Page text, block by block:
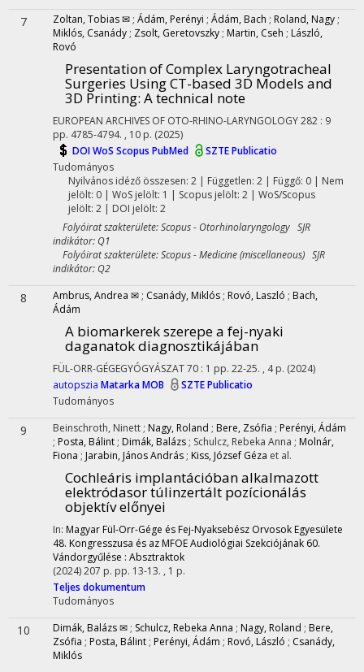
7 Zoltan, Tobias ✉ ; Ádám, Perényi ; Ádám, Bach ; Roland, Nagy ;
Miklós, Csanády ; Zsolt, Geretovszky ; Martin, Cseh ; László,
Rovó
Presentation of Complex Laryngotracheal
Surgeries Using CT-based 3D Models and
3D Printing: A technical note
EUROPEAN ARCHIVES OF OTO-RHINO-LARYNGOLOGY282 : 9
pp. 4785-4794. , 10 p. (2025)
DOIWoS Scopus PubMed
SZTE Publicatio
Tudományos
Nyilvános idéző összesen: 2| Független: 2 | Függő: 0 | Nem
jelölt: 0 | WoS jelölt: 1 | Scopus jelölt: 2 | WoS/Scopus
jelölt: 2 | DOI jelölt: 2
Folyóirat szakterülete: Scopus - Otorhinolaryngology SJR
indikátor: Q1
Folyóirat szakterülete: Scopus - Medicine (miscellaneous) SJR
indikátor: Q2
8 Ambrus, Andrea ✉ ; Csanády, Miklós ; Rovó, Laszló ; Bach,
Ádám
A biomarkerek szerepe a fej-nyaki
daganatok diagnosztikájában
FÜL-ORR-GÉGEGYÓGYÁSZAT70 : 1 pp. 22-25. , 4 p. (2024)
autopszia MatarkaMOB
SZTE Publicatio
Tudományos
9 Beinschroth, Ninett ; Nagy, Roland ; Bere, Zsófia ; Perényi, Ádám
; Posta, Bálint ; Dimák, Balázs ; Schulcz, Rebeka Anna ; Molnár,
Fiona ; Jarabin, János András ; Kiss, József Géza et al.
Cochleáris implantációban alkalmazott
elektródasor túlinzertált pozícionálás
objektív előnyei
In: Magyar Fül-Orr-Gége és Fej-Nyaksebész Orvosok Egyesülete
48. Kongresszusa és az MFOE Audiológiai Szekciójának 60.
Vándorgyűlése : Absztraktok
(2024)207 p. pp. 13-13. , 1 p.
Teljes dokumentum
Tudományos
10 Dimák, Balázs ✉ ; Schulcz, Rebeka Anna ; Nagy, Roland ; Bere,
Zsófia ; Posta, Bálint ; Perényi, Ádám ; Rovó, László ; Csanády,
Miklós